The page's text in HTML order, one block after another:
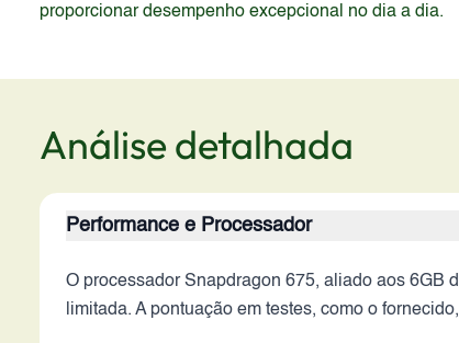
proporcionar desempenho excepcional no dia a dia.
Análise detalhada
Performance e Processador
O processador Snapdragon 675, aliado aos 6GB
limitada. A pontuação em testes, como o